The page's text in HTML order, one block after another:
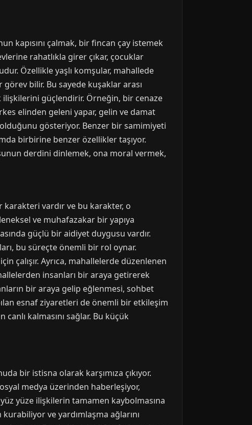
kapısını çalmak, bir fincan çay istemek
rahatlıkla girer çıkar, çocuklar
Özellikle yaşlı komşular, mahallede
görev bilir. Bu sayede kuşaklar arası
ilişkilerini güçlendirir. Örneğin, bir cenaze
elinden geleni yapar, gelin ve damat
gösteriyor. Benzer bir samimiyeti
birbirine benzer özellikler taşıyor.
derdini dinlemek, ona moral vermek,
vardır ve bu karakter, o
ve muhafazakar bir yapıya
güçlü bir aidiyet duygusu vardır.
bu süreçte önemli bir rol oynar.
çalışır. Ayrıca, mahallelerde düzenlenen
insanları bir araya getirerek
bir araya gelip eğlenmesi, sohbet
esnaf ziyaretleri de önemli bir etkileşim
kalmasını sağlar. Bu küçük
bir istisna olarak karşımıza çıkıyor.
medya üzerinden haberleşiyor,
yüze ilişkilerin tamamen kaybolmasına
ve yardımlaşma ağlarını